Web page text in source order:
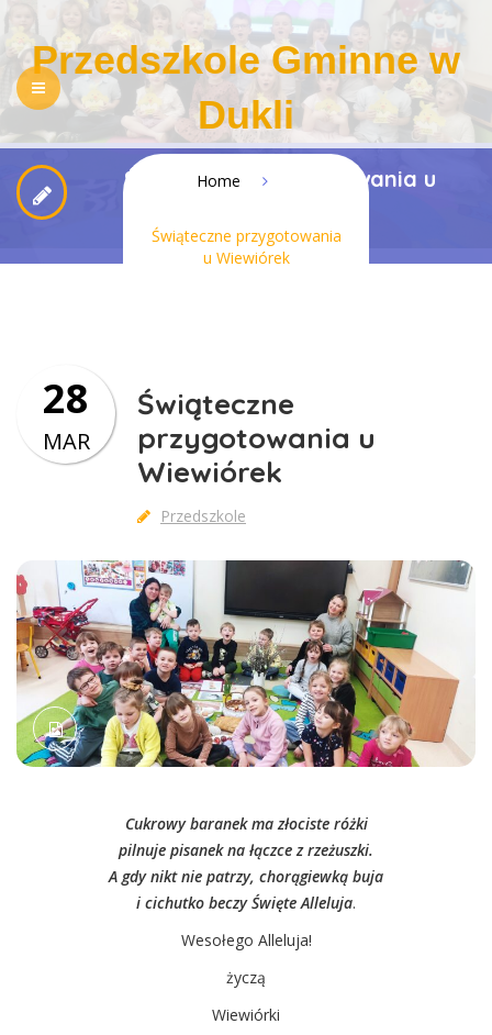
Przedszkole Gminne w
Dukli
NASZE PRZEDSZKOLE REKRUTACJA
PEDAGOGIZACJA RODZICÓW DLA RODZICÓW
Świąteczne przygotowania u
Home
Świąteczne przygotowania
u Wiewiórek
Świąteczne
przygotowania u
Wiewiórek
Przedszkole
28
MAR
Cukrowy baranek ma złociste różki
pilnuje pisanek na łączce z rzeżuszki.
A gdy nikt nie patrzy, chorągiewką buja
i cichutko beczy Święte Alleluja.
Wesołego Alleluja!
życzą
Wiewiórki